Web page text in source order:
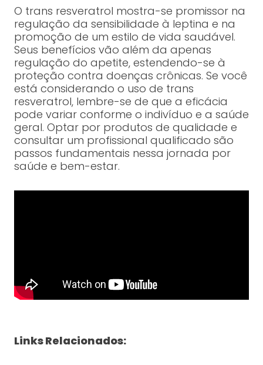
O trans resveratrol mostra-se promissor na
regulação da sensibilidade à leptina e na
promoção de um estilo de vida saudável.
Seus benefícios vão além da apenas
regulação do apetite, estendendo-se à
proteção contra doenças crônicas. Se você
está considerando o uso de trans
resveratrol, lembre-se de que a eficácia
pode variar conforme o indivíduo e a saúde
geral. Optar por produtos de qualidade e
consultar um profissional qualificado são
passos fundamentais nessa jornada por
saúde e bem-estar.
Links Relacionados: